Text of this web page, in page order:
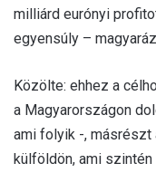
milliárd eurónyi
egyensúly –
Közölte: ehhez a
a Magyarországon
ami folyik -, másrészt
külföldön, ami szintén